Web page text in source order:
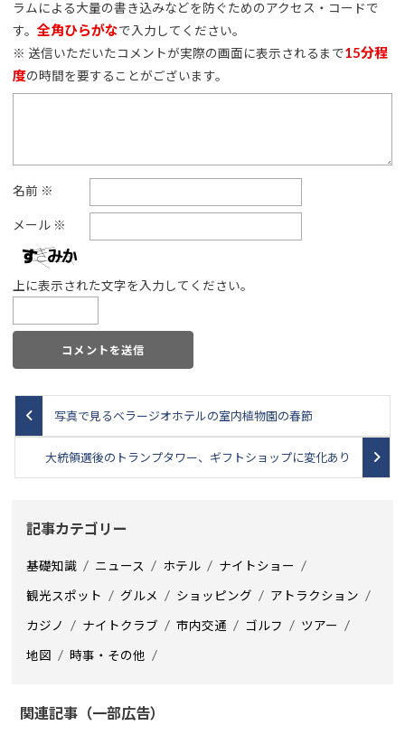
ラムによる大量の書き込みなどを防ぐためのアクセス・コードで
す。全角ひらがなで入力してください。
※ 送信いただいたコメントが実際の画面に表示されるまで15分程
度の時間を要することがございます。
名前 ※
メール ※
上に表示された文字を入力してください。
写真で見るベラージオホテルの室内植物園の春節
大統領選後のトランプタワー、ギフトショップに変化あり
記事カテゴリー
基礎知識 ニュース ホテル ナイトショー
観光スポット グルメ ショッピング アトラクション
カジノ ナイトクラブ 市内交通 ゴルフ ツアー
地図 時事・その他
関連記事（一部広告）